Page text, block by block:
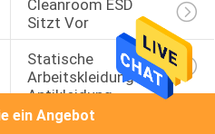
Cleanroom ESD
Sitzt Vor
Statische
Arbeitskleidungs-
Antikleidung
ein Angebot